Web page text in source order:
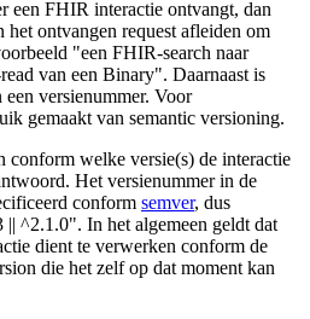
een FHIR interactie ontvangt, dan
het ontvangen request afleiden om
"een FHIR-search naar
van een Binary". Daarnaast is
versienummer. Voor
gemaakt van semantic versioning.
conform welke versie(s) de interactie
Het versienummer in de
conform semver, dus
^2.1.0". In het algemeen geldt dat
dient te verwerken conform de
die het zelf op dat moment kan